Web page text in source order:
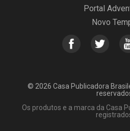
Portal
Novo
© 2026 Casa Publicadora
Os produtos e a marca da Casa